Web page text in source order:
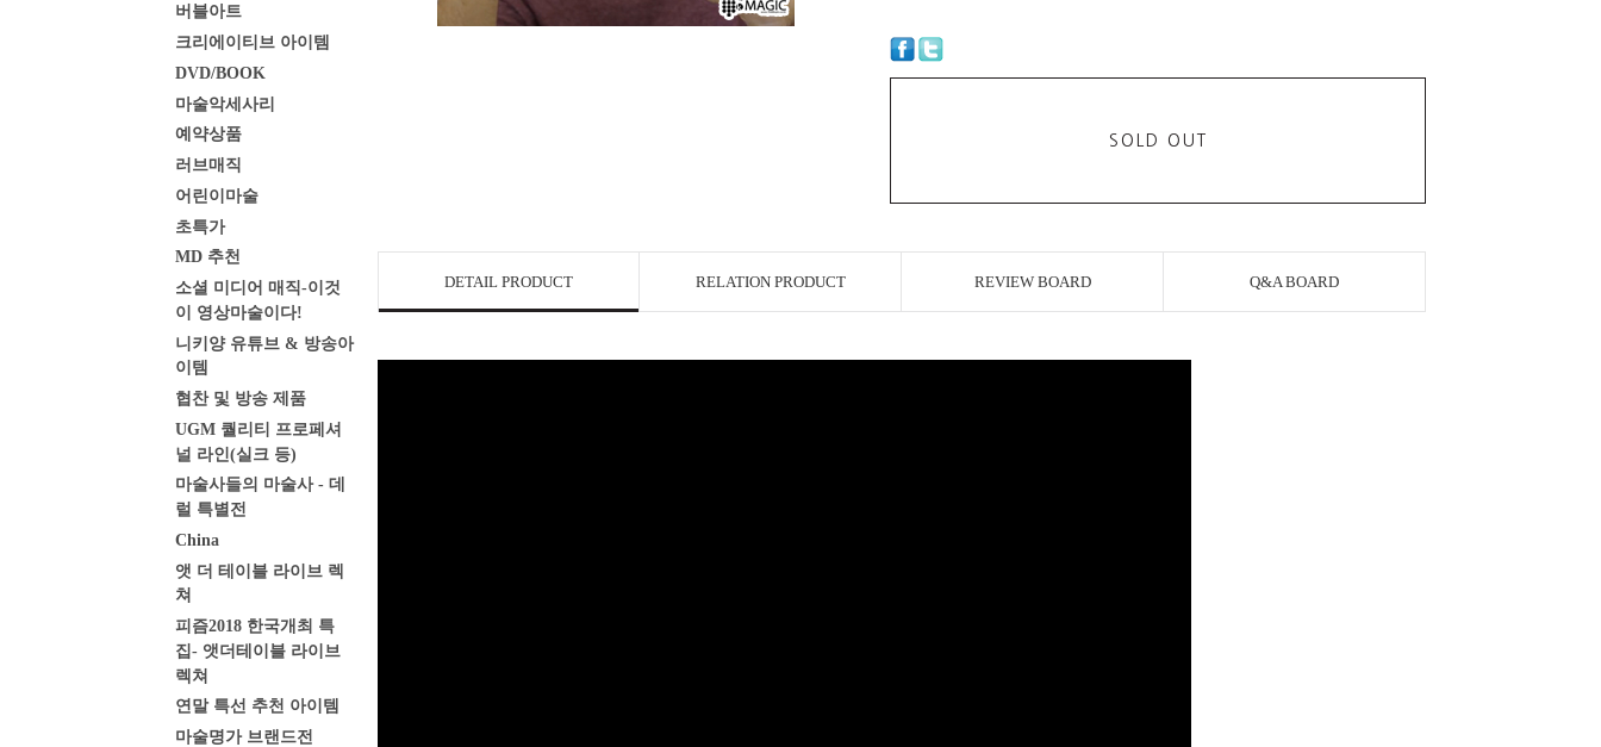
버블아트
크리에이티브 아이템
DVD/BOOK
마술악세사리
예약상품
러브매직
어린이마술
초특가
MD 추천
소셜 미디어 매직-이것
이 영상마술이다!
니키양 유튜브 & 방송아
이템
협찬 및 방송 제품
UGM 퀄리티 프로페셔
널 라인(실크 등)
마술사들의 마술사 - 데
럴 특별전
China
앳 더 테이블 라이브 렉
쳐
피즘2018 한국개최 특
집- 앳더테이블 라이브
렉쳐
연말 특선 추천 아이템
마술명가 브랜드전
SOLD OUT
DETAIL PRODUCT RELATION PRODUCT REVIEW BOARD Q&A BOARD